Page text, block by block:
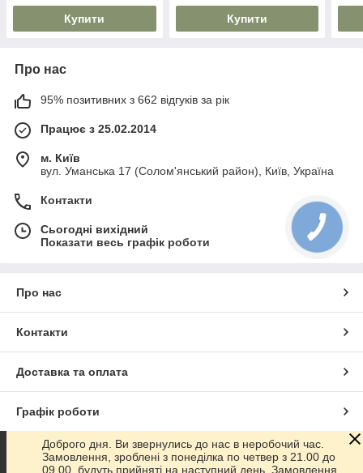
Купити Купити
Про нас
95% позитивних з 662 відгуків за рік
Працює з 25.02.2014
м. Київ
вул. Уманська 17 (Солом'янський район), Київ, Україна
Контакти
Сьогодні вихідний
Показати весь графік роботи
Про нас
Контакти
Доставка та оплата
Графік роботи
Повна версія сайту
Доброго дня. Ви звернулись до нас в неробочий час.
Замовлення, зроблені з понеділка по четвер з 21.00 до
09.00, будуть прийняті на наступний день. Замовлення,